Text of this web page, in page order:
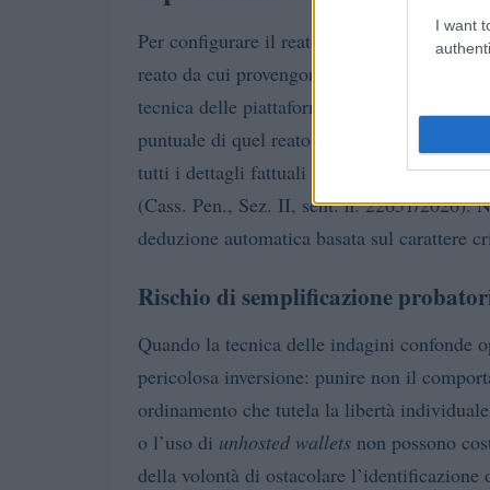
I want
Per configurare il reato di riciclaggio è
reato da cui provengono i proventi illeciti.
tecnica delle piattaforme e la rapidità delle
puntuale di quel reato. La giurisprudenza
tutti i dettagli fattuali del reato a monte, è
(Cass. Pen., Sez. II, sent. n. 22651/2026).
deduzione automatica basata sul carattere
Rischio di semplificazione
Quando la tecnica delle indagini confonde
pericolosa inversione: punire non il
ordinamento che tutela la libertà
o l’uso di unhosted wallets non possono
della volontà di ostacolare